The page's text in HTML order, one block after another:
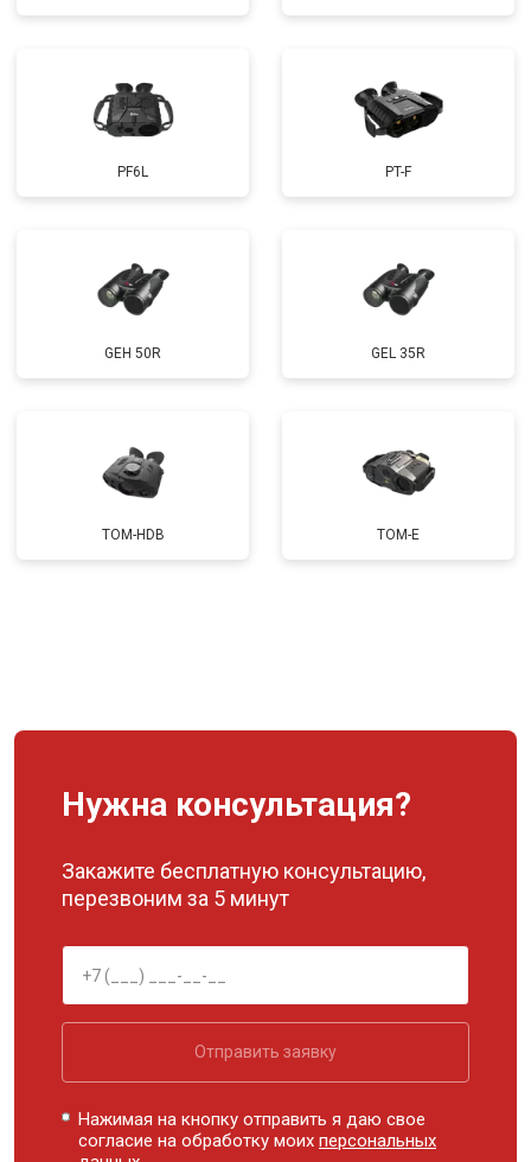
PF6L PT-F
GEH 50R GEL 35R
TOM-HDB TOM-E
Нужна консультация?
Закажите бесплатную консультацию,
перезвоним за 5 минут
Отправить заявку
Нажимая на кнопку отправить я даю свое
согласие на обработку моихперсональных